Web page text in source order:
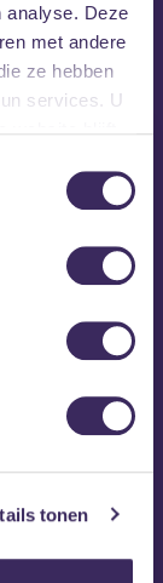
analyse. Deze
met andere
ze hebben
services. U
tonen